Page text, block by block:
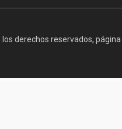
los derechos reservados,